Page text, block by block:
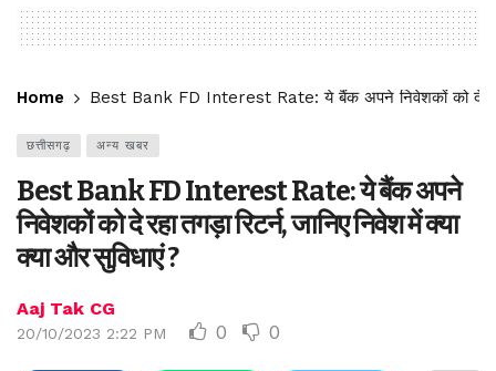
Home Best Bank FD Interest Rate: ये बैंक अपने निवेशकों को दे रहा
छत्तीसगढ़ अन्य खबर
Best Bank FD Interest Rate: ये बैंक अपने
निवेशकों को दे रहा तगड़ा रिटर्न, जानिए निवेश में क्या
क्या और सुविधाएं ?
Aaj Tak CG
20/10/2023 2:22 PM 0 0